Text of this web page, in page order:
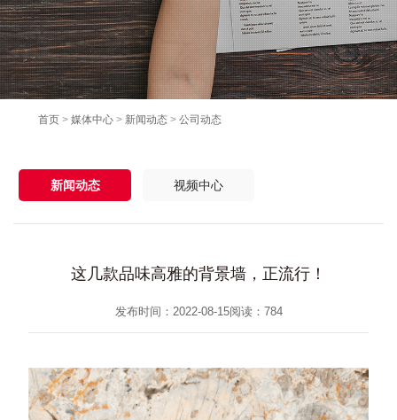
首页 > 媒体中心 > 新闻动态 > 公司动态
新闻动态 视频中心
这几款品味高雅的背景墙，正流行！
发布时间：2022-08-15阅读： 784